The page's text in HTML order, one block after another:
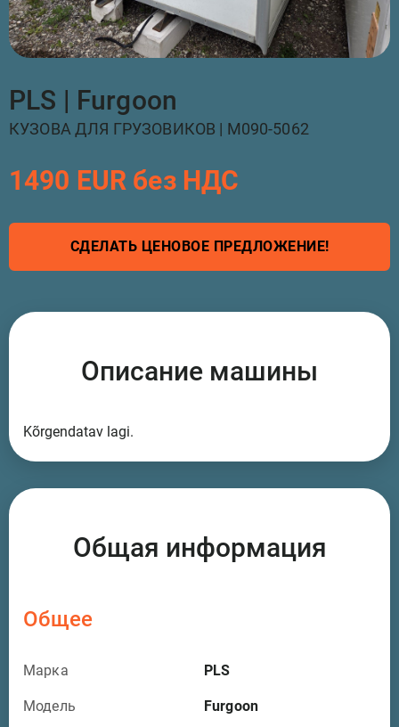
PLS | Furgoon
КУЗОВА ДЛЯ ГРУЗОВИКОВ | M090-5062
1490 EUR без НДС
СДЕЛАТЬ ЦЕНОВОЕ ПРЕДЛОЖЕНИЕ!
Описание машины
Kõrgendatav lagi.
Общая информация
Общее
Марка PLS
Модель Furgoon